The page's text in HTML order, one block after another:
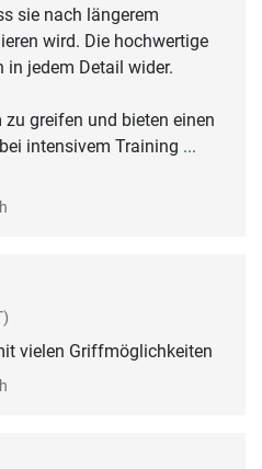
sie nach längerem
wird. Die hochwertige
in jedem Detail wider.
greifen und bieten einen
intensivem Training ...
vielen Griffmöglichkeiten